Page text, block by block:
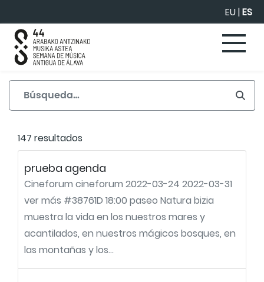
EU|ES
147 resultados
prueba agenda
Cineforum cineforum 2022-03-24 2022-03-31
ver más #38761D 18:00 paseo Natura bizia
muestra la vida en los nuestros mares y
acantilados, en nuestros mágicos bosques, en
las montañas y los...